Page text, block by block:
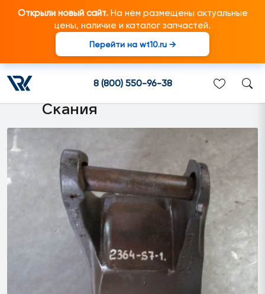
Открыли новый сайт.На нём размещены актуальные
цены, наличие и каталог запчастей.
Перейти на wt10.ru →
8 (800) 550-96-38
1426444 Рессорная
площадка лев. подходит для
грузовиков марки Scania/
Скания